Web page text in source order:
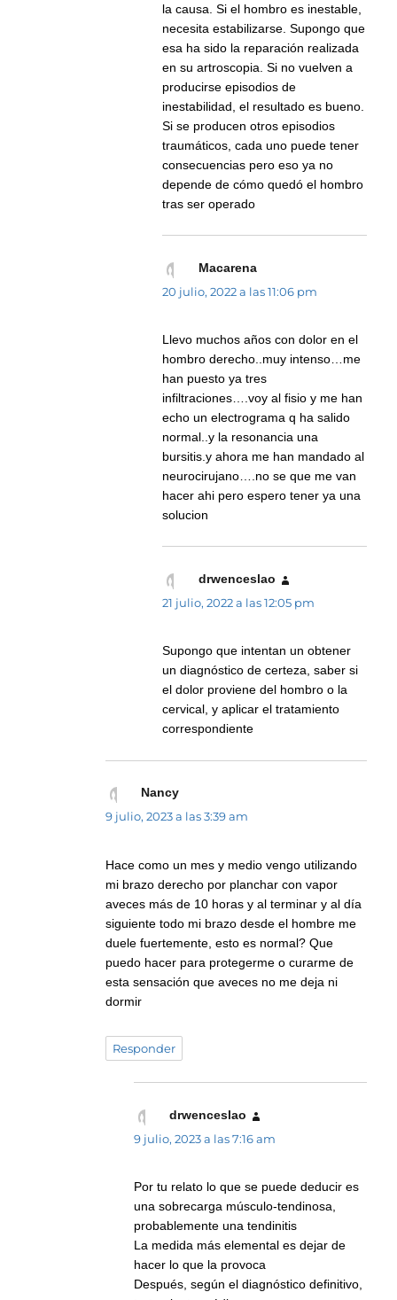
la causa. Si el hombro es inestable,
necesita estabilizarse. Supongo que
esa ha sido la reparación realizada
en su artroscopia. Si no vuelven a
producirse episodios de
inestabilidad, el resultado es bueno.
Si se producen otros episodios
traumáticos, cada uno puede tener
consecuencias pero eso ya no
depende de cómo quedó el hombro
tras ser operado
Macarenadice:
20 julio, 2022 a las 11:06 pm
Llevo muchos años con dolor en el
hombro derecho..muy intenso…me
han puesto ya tres
infiltraciones….voy al fisio y me han
echo un electrograma q ha salido
normal..y la resonancia una
bursitis.y ahora me han mandado al
neurocirujano….no se que me van
hacer ahi pero espero tener ya una
solucion
drwenceslao
21 julio, 2022 a las 12:05 pm
Supongo que intentan un obtener
un diagnóstico de certeza, saber si
el dolor proviene del hombro o la
cervical, y aplicar el tratamiento
correspondiente
Nancy
9 julio, 2023 a las 3:39 am
Hace como un mes y medio vengo utilizando
mi brazo derecho por planchar con vapor
aveces más de 10 horas y al terminar y al día
siguiente todo mi brazo desde el hombre me
duele fuertemente, esto es normal? Que
puedo hacer para protegerme o curarme de
esta sensación que aveces no me deja ni
dormir
Responder
drwenceslao
9 julio, 2023 a las 7:16 am
Por tu relato lo que se puede deducir es
una sobrecarga músculo-tendinosa,
probablemente una tendinitis
La medida más elemental es dejar de
hacer lo que la provoca
Después, según el diagnóstico definitivo,